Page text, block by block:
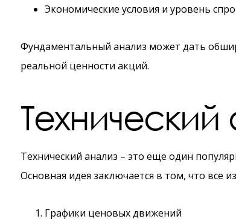
Экономические условия и уровень
Фундаментальный анализ может дать
реальной ценности акций.
Технический
Технический анализ – это еще один
Основная идея заключается в том, что все
Графики ценовых движений